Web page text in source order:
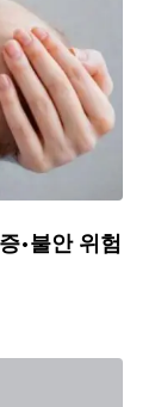
·불안 위험